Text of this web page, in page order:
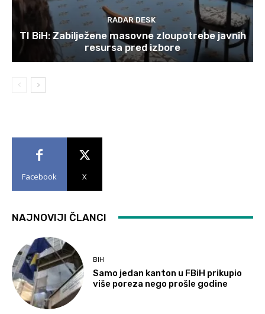
RADAR DESK
TI BiH: Zabilježene masovne zloupotrebe javnih
resursa pred izbore
Facebook X
NAJNOVIJI ČLANCI
BIH
Samo jedan kanton u FBiH prikupio
više poreza nego prošle godine